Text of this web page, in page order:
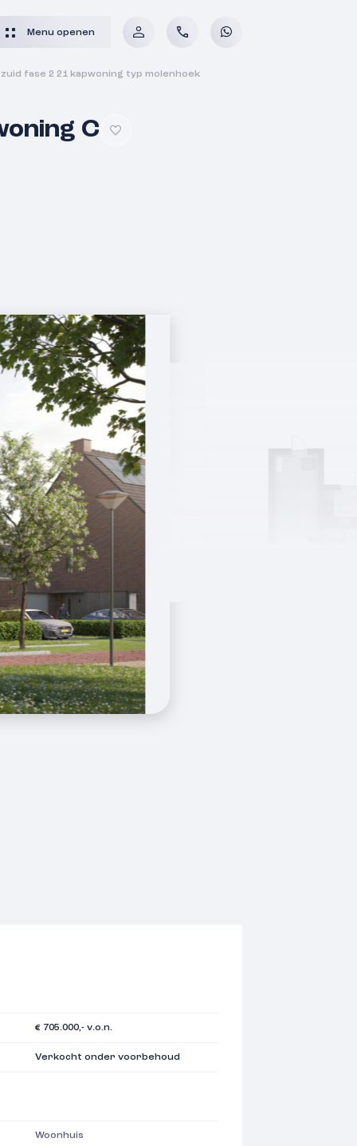
Menu openen
fase 2 21 kapwoning typ molenhoek
C
€ 705.000,- v.o.n.
Verkocht onder voorbehoud
Woonhuis